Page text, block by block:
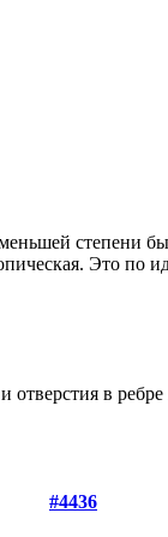
степени
Это по
в
#4436